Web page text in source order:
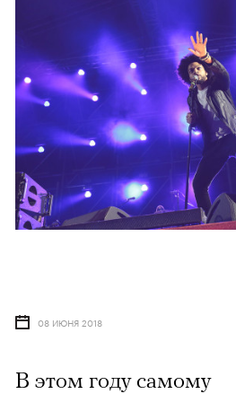
08 ИЮНЯ 2018
В этом году самому